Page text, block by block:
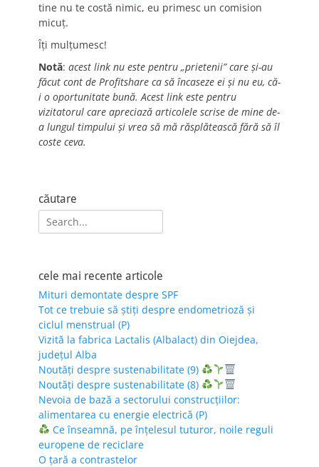
tine nu te costă nimic, eu primesc un comision
micuț.
Îți mulțumesc!
Notă: acest link nu este pentru „prietenii” care și-au
făcut cont de Profitshare ca să încaseze ei și nu eu, că-
i o oportunitate bună. Acest link este pentru
vizitatorul care apreciază articolele scrise de mine de-
a lungul timpului și vrea să mă răsplătească fără să îl
coste ceva.
căutare
Search
for:
cele mai recente articole
Mituri demontate despre SPF
Tot ce trebuie să știți despre endometrioză și
ciclul menstrual (P)
Vizită la fabrica Lactalis (Albalact) din Oiejdea,
județul Alba
Noutăți despre sustenabilitate (9)
Noutăți despre sustenabilitate (8)
Nevoia de bază a sectorului construcțiilor:
alimentarea cu energie electrică (P)
Ce înseamnă, pe înțelesul tuturor, noile reguli
europene de reciclare
O țară a contrastelor